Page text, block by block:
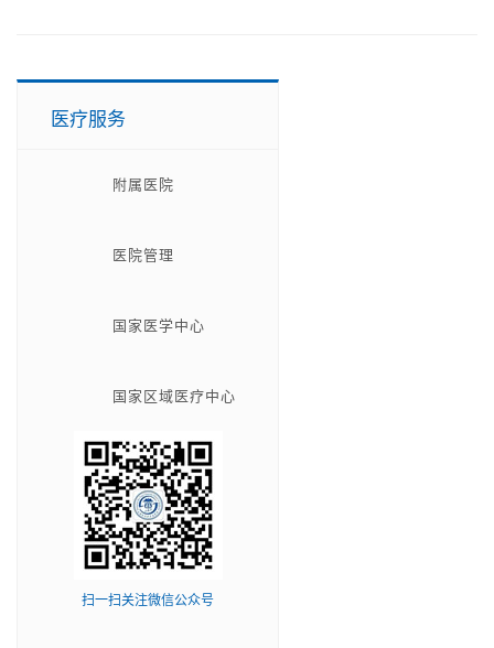
医疗服务
附属医院
医院管理
国家医学中心
国家区域医疗中心
扫一扫关注微信公众号